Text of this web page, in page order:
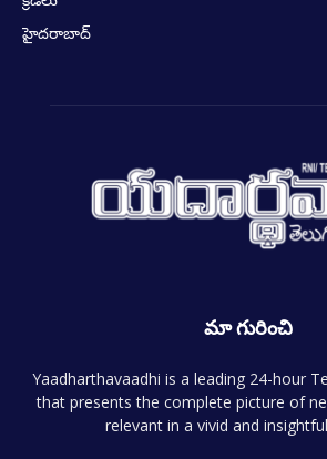
హైదరాబాద్
మా గురించి
Yaadharthavaadhi is a leading 24-hour
that presents the complete picture of
relevant in a vivid and